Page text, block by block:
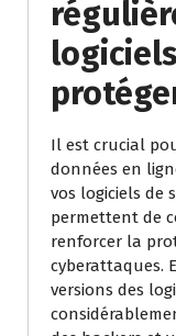
Il est crucial
données en
vos logiciels de
permettent de
renforcer la
cyberattaques.
versions des